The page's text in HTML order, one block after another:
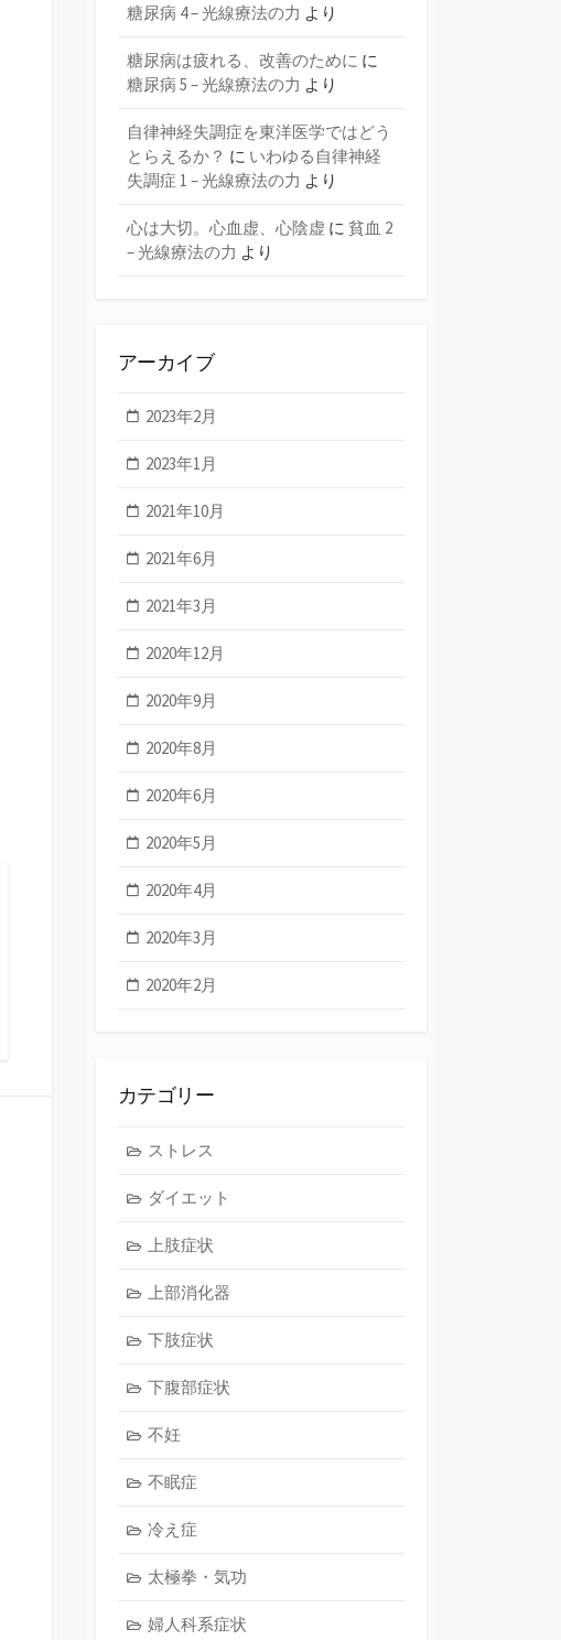
糖尿病 4 – 光線療法の力 より
糖尿病は疲れる、改善のために に
糖尿病 5 – 光線療法の力 より
自律神経失調症を東洋医学ではどう
とらえるか？ に いわゆる自律神経
失調症 1 – 光線療法の力 より
心は大切。心血虚、心陰虚 に 貧血 2
– 光線療法の力 より
アーカイブ
2023年2月
2023年1月
2021年10月
2021年6月
2021年3月
2020年12月
2020年9月
2020年8月
2020年6月
2020年5月
2020年4月
2020年3月
2020年2月
カテゴリー
ストレス
ダイエット
上肢症状
上部消化器
下肢症状
下腹部症状
不妊
不眠症
冷え症
太極拳・気功
婦人科系症状